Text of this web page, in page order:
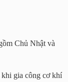
Chủ Nhật và
gia công cơ khí